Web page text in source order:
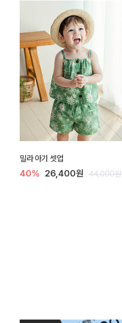
밀라 아기 셋업
40% 26,400원 44,000원